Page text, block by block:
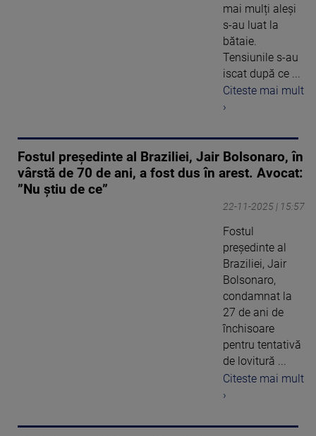
mai mulți aleși
s-au luat la
bătaie.
Tensiunile s-au
iscat după ce ...
Citeste mai mult
›
Fostul preşedinte al Braziliei, Jair Bolsonaro, în
vârstă de 70 de ani, a fost dus în arest. Avocat:
”Nu știu de ce”
22-11-2025 | 15:57
Fostul
preşedinte al
Braziliei, Jair
Bolsonaro,
condamnat la
27 de ani de
închisoare
pentru tentativă
de lovitură ...
Citeste mai mult
›